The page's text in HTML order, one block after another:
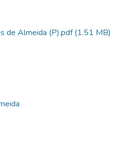
de Almeida (P).pdf(1.51 MB)